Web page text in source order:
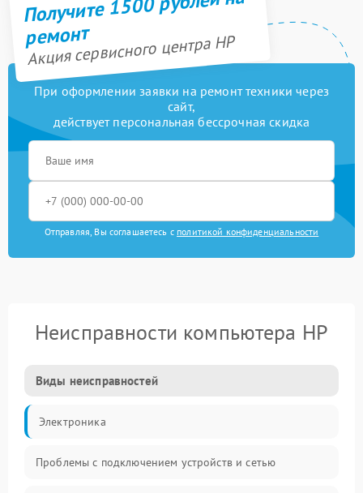
ремонт
Акция сервисного центра HP
При оформлении заявки на ремонт техники через
сайт,
действует персональная бессрочная скидка
Отправляя, Вы соглашаетесь с политикой конфиденциальности
Неисправности компьютера HP
Виды неисправностей
Электроника
Проблемы с подключением устройств и сетью